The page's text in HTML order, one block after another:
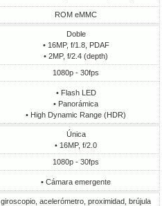
ROM eMMC
Doble
• 16MP, f/1.8, PDAF
• 2MP, f/2.4 (depth)
1080p - 30fps
• Flash LED
• Panorámica
• High Dynamic Range (HDR)
Única
• 16MP, f/2.0
1080p - 30fps
• Cámara emergente
giroscopio, acelerómetro, proximidad, brújula